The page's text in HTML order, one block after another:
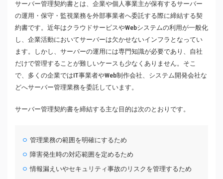
サーバー管理契約書とは、企業や個人事業主が保有するサーバー
の運用・保守・監視業務を外部事業者へ委託する際に締結する契
約書です。近年はクラウドサービスやWebシステムの利用が一般化
し、企業活動においてサーバーは欠かせないインフラとなってい
ます。しかし、サーバーの運用には専門知識が必要であり、自社
だけで管理することが難しいケースも少なくありません。そこ
で、多くの企業ではIT事業者やWeb制作会社、システム開発会社な
どへサーバー管理業務を委託しています。
サーバー管理契約書を締結する主な目的は次のとおりです。
管理業務の範囲を明確にするため
障害発生時の対応範囲を定めるため
情報漏えいやセキュリティ事故のリスクを管理するため